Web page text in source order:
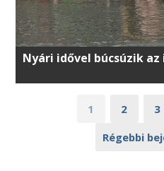
Nyári idővel búcsúzik
1 2 3
Régebbi